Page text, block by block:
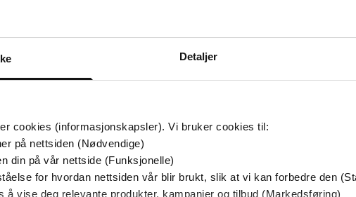
Detaljer
cookies (informasjonskapsler). Vi bruker cookies til:
på nettsiden (Nødvendige)
din på vår nettside (Funksjonelle)
for hvordan nettsiden vår blir brukt, slik at vi kan forbedre den
å vise deg relevante produkter, kampanjer og tilbud (Markedsføring)
EBOK EBOK
Premium
Vi anbefaler